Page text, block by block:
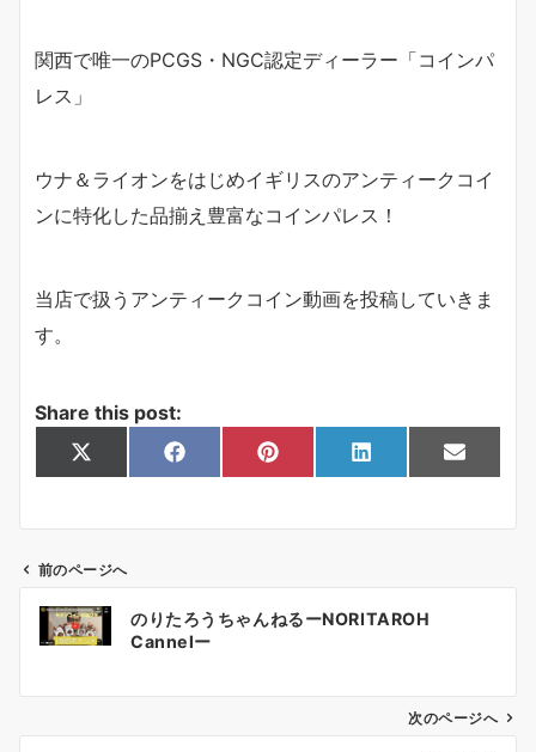
関西で唯一のPCGS・NGC認定ディーラー「コインパ
レス」
ウナ＆ライオンをはじめイギリスのアンティークコイ
ンに特化した品揃え豊富なコインパレス！
当店で扱うアンティークコイン動画を投稿していきま
す。
Share this post:
Share
on
X
(
t
e
r
)
Share
on
F
a
k
Share
on
P
i
s
t
Share
on
L
i
n
Share
on
E
m
前のページへ
のりたろうちゃんねるーNORITAROH
Cannelー
次のページへ